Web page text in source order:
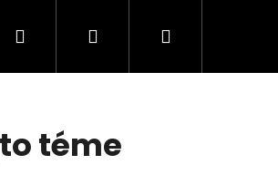
I INSPIRACIJA
PretražiPrijava Košarica
téme